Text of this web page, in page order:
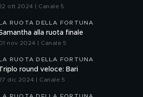
ott 2024 | Canale 5
RUOTA DELLA FORTUNA
alla ruota finale
nov 2024 | Canale 5
RUOTA DELLA FORTUNA
round veloce: Bari
dic 2024 | Canale 5